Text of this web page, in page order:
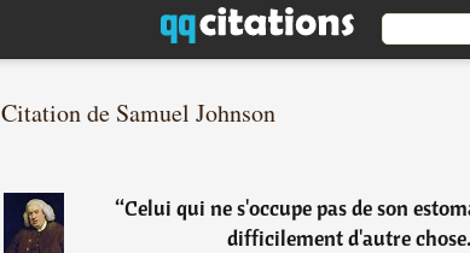
Citation de Samuel Johnson
“Celui qui ne s'occupe pas de son
difficilement d'autre chose.